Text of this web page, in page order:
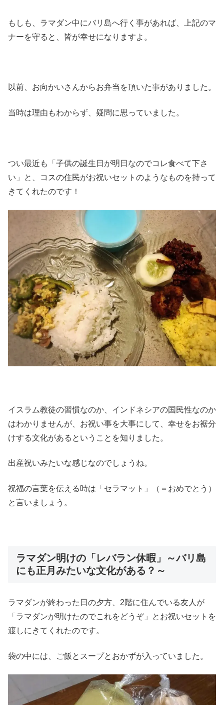
もしも、ラマダン中にバリ島へ行く事があれば、上記のマ
ナーを守ると、皆が幸せになりますよ。
以前、お向かいさんからお弁当を頂いた事がありました。
当時は理由もわからず、疑問に思っていました。
つい最近も「子供の誕生日が明日なのでコレ食べて下さ
い」と、コスの住民がお祝いセットのようなものを持って
きてくれたのです！
イスラム教徒の習慣なのか、インドネシアの国民性なのか
はわかりませんが、お祝い事を大事にして、幸せをお裾分
けする文化があるということを知りました。
出産祝いみたいな感じなのでしょうね。
祝福の言葉を伝える時は「セラマット」（＝おめでとう）
と言いましょう。
ラマダン明けの「レバラン休暇」～バリ島
にも正月みたいな文化がある？～
ラマダンが終わった日の夕方、2階に住んでいる友人が
「ラマダンが明けたのでこれをどうぞ」とお祝いセットを
渡しにきてくれたのです。
袋の中には、ご飯とスープとおかずが入っていました。